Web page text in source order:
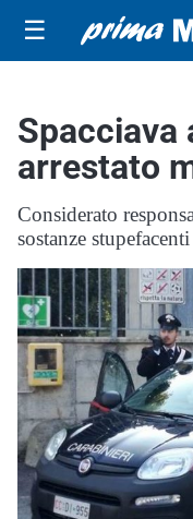
☰
Spacciava
arrestato
Considerato
sostanze